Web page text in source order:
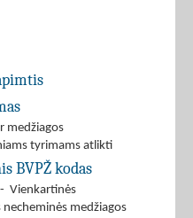
medžiagos
tyrimams atlikti
BVPŽ kodas
- Vienkartinės
necheminės medžiagos